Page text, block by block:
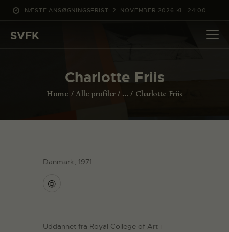
NÆSTE ANSØGNINGSFRIST: 2. NOVEMBER 2026 KL. 24:00
SVFK
Charlotte Friis
Home Alle profiler ... Charlotte Friis
DET SKER
ANSØG
Danmark, 1971
Uddannet fra Royal College of Art i